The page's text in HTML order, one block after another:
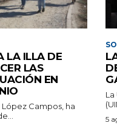
LA ILLA DE
LAS
EN
Campos, ha
5